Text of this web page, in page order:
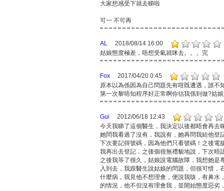
大家想感受下就去睇啦
可一 不可再
AL
2018/08/14 16:00
姑娘態度極差，唔想受氣就咪去。。。完
Fox
2017/04/20 0:45
原本以為係因為自己問題先有咁既遭遇，誰
第一次黎唔知程序好正常啊你估我係到做?姑
Gui
2012/06/18 12:43
今天我睇了這個醫生，我決定以後都晤會再去
她問我看過了沒有，我說有，她再問我給他登
下次要記得號碼，因為他們只看號碼！之後電
我再出去登記，之後個很無禮貌地說，下次晤
之後我等了很久，姑娘說電腦故障，我想她是
入到去，我跟醫生說姑娘的問題，但很可惜
什麼病，我見他不想理會，便說我咳，有鼻水
的情況，他不但沒有理會我，並開始態度惡劣